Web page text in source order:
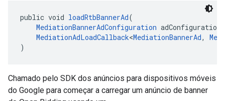
public void loadRtbBannerAd(
MediationBannerAdConfiguration adConfiguration,
MediationAdLoadCallback<MediationBannerAd,
)
Chamado pelo SDK dos anúncios para dispositivos móveis
do Google para começar a carregar um anúncio de banner